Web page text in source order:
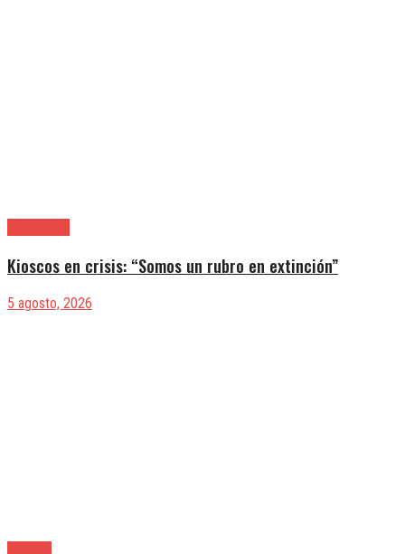
Kioscos en crisis: “Somos un rubro en extinción”
5 agosto, 2026